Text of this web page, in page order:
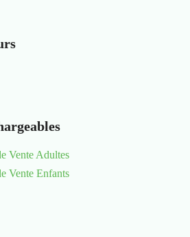
Vente Adultes
Vente Enfants